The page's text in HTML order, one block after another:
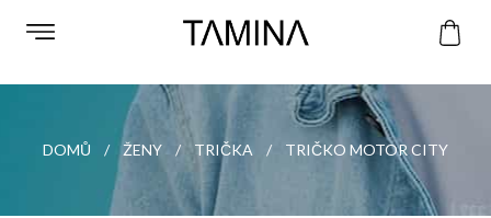
DOMŮ ŽENY TRIČKA TRIČKO MOTOR CITY